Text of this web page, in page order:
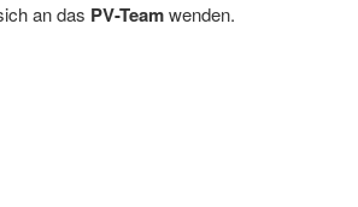
an das PV-Teamwenden.